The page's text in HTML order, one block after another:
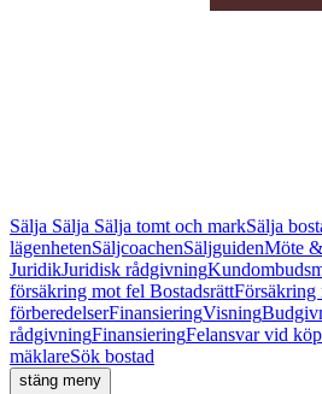
Sälja Sälja Sälja tomt och markSälja
lägenhetenSäljcoachenSäljguidenMöte
JuridikJuridisk rådgivning
försäkring mot fel BostadsrättFörsäkring
förberedelserFinansieringVisning
rådgivningFinansieringFelansvar vid
mäklareSök bostad
stäng meny